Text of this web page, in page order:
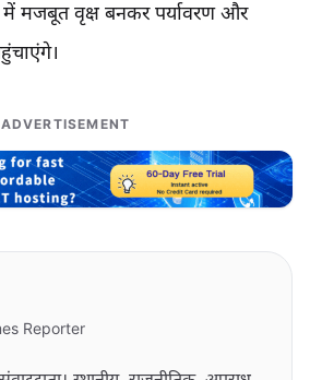
मजबूत वृक्ष बनकर पर्यावरण और
ADVERTISEMENT
Reporter